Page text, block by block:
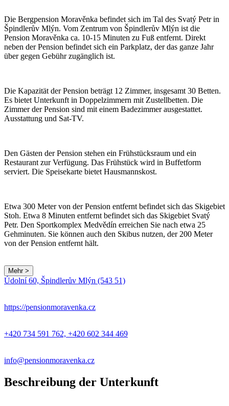
Die Bergpension Moravěnka befindet sich im Tal des Svatý Petr in
Špindlerův Mlýn. Vom Zentrum von Špindlerův Mlýn ist die
Pension Moravěnka ca. 10-15 Minuten zu Fuß entfernt. Direkt
neben der Pension befindet sich ein Parkplatz, der das ganze Jahr
über gegen Gebühr zugänglich ist.
Die Kapazität der Pension beträgt 12 Zimmer, insgesamt 30 Betten.
Es bietet Unterkunft in Doppelzimmern mit Zustellbetten. Die
Zimmer der Pension sind mit einem Badezimmer ausgestattet.
Ausstattung und Sat-TV.
Den Gästen der Pension stehen ein Frühstücksraum und ein
Restaurant zur Verfügung. Das Frühstück wird in Buffetform
serviert. Die Speisekarte bietet Hausmannskost.
Etwa 300 Meter von der Pension entfernt befindet sich das Skigebiet
Stoh. Etwa 8 Minuten entfernt befindet sich das Skigebiet Svatý
Petr. Den Sportkomplex Medvědín erreichen Sie nach etwa 25
Gehminuten. Sie können auch den Skibus nutzen, der 200 Meter
von der Pension entfernt hält.
Mehr >
Údolní 60, Špindlerův Mlýn (543 51)
https://pensionmoravenka.cz
+420 734 591 762, +420 602 344 469
info@pensionmoravenka.cz
Beschreibung der Unterkunft